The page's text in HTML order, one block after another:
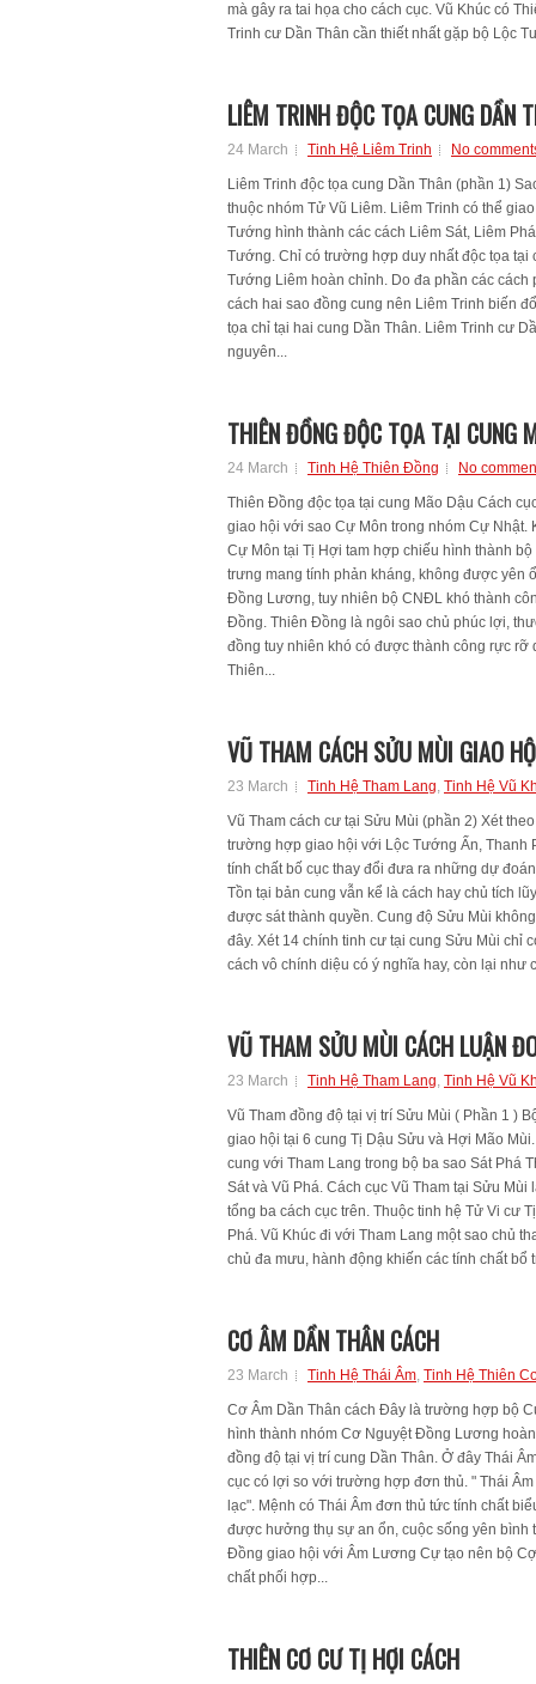
mà gây ra tai họa cho cách cục. Vũ Khúc có
Trinh cư Dần Thân cần thiết nhất gặp bộ Lộc
LIÊM TRINH ĐỘC TỌA CUNG DẦN
24 March Tinh Hệ Liêm Trinh No
Liêm Trinh độc tọa cung Dần Thân (phần 1)
thuộc nhóm Tử Vũ Liêm. Liêm Trinh có thể
Tướng hình thành các cách Liêm Sát, Liêm
Tướng. Chỉ có trường hợp duy nhất độc tọa tại
Tướng Liêm hoàn chỉnh. Do đa phần các
cách hai sao đồng cung nên Liêm Trinh biến
tọa chỉ tại hai cung Dần Thân. Liêm Trinh cư
nguyên...
THIÊN ĐỒNG ĐỘC TỌA TẠI CUNG
24 March Tinh Hệ Thiên Đồng No
Thiên Đồng độc tọa tại cung Mão Dậu Cách
giao hội với sao Cự Môn trong nhóm Cự Nhật.
Cự Môn tại Tị Hợi tam hợp chiếu hình thành
trưng mang tính phản kháng, không được yên
Đồng Lương, tuy nhiên bộ CNĐL khó thành
Đồng. Thiên Đồng là ngôi sao chủ phúc lợi,
đồng tuy nhiên khó có được thành công rực rỡ
Thiên...
VŨ THAM CÁCH SỬU MÙI GIAO
23 March Tinh Hệ Tham Lang, Tinh Hệ Vũ
Vũ Tham cách cư tại Sửu Mùi (phần 2) Xét
trường hợp giao hội với Lộc Tướng Ấn, Thanh
tính chất bố cục thay đổi đưa ra những dự
Tồn tại bản cung vẫn kể là cách hay chủ tích
được sát thành quyền. Cung độ Sửu Mùi
đây. Xét 14 chính tinh cư tại cung Sửu Mùi chỉ
cách vô chính diệu có ý nghĩa hay, còn lại như
VŨ THAM SỬU MÙI CÁCH LUẬN
23 March Tinh Hệ Tham Lang, Tinh Hệ Vũ
Vũ Tham đồng độ tại vị trí Sửu Mùi ( Phần 1 )
giao hội tại 6 cung Tị Dậu Sửu và Hợi Mão
cung với Tham Lang trong bộ ba sao Sát Phá
Sát và Vũ Phá. Cách cục Vũ Tham tại Sửu
tổng ba cách cục trên. Thuộc tinh hệ Tử Vi cư
Phá. Vũ Khúc đi với Tham Lang một sao chủ
chủ đa mưu, hành động khiến các tính chất bổ
CƠ ÂM DẦN THÂN CÁCH
23 March Tinh Hệ Thái Âm, Tinh Hệ Thiên
Cơ Âm Dần Thân cách Đây là trường hợp bộ
hình thành nhóm Cơ Nguyệt Đồng Lương
đồng độ tại vị trí cung Dần Thân. Ở đây Thái
cục có lợi so với trường hợp đơn thủ. " Thái
lạc". Mệnh có Thái Âm đơn thủ tức tính chất
được hưởng thụ sự an ổn, cuộc sống yên bình
Đồng giao hội với Âm Lương Cự tạo nên bộ
chất phối hợp...
THIÊN CƠ CƯ TỊ HỢI CÁCH